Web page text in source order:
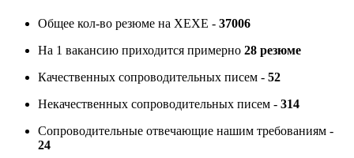
Общее кол-во резюме на ХЕХЕ - 37006
На 1 вакансию приходится примерно 28 резюме
Качественных сопроводительных писем - 52
Некачественных сопроводительных писем - 314
Сопроводительные отвечающие нашим требованиям -
24